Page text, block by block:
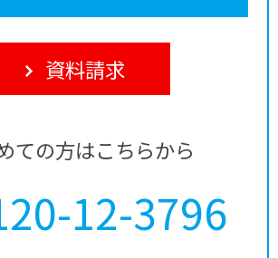
資料請求
ての方はこちらから
12-3796